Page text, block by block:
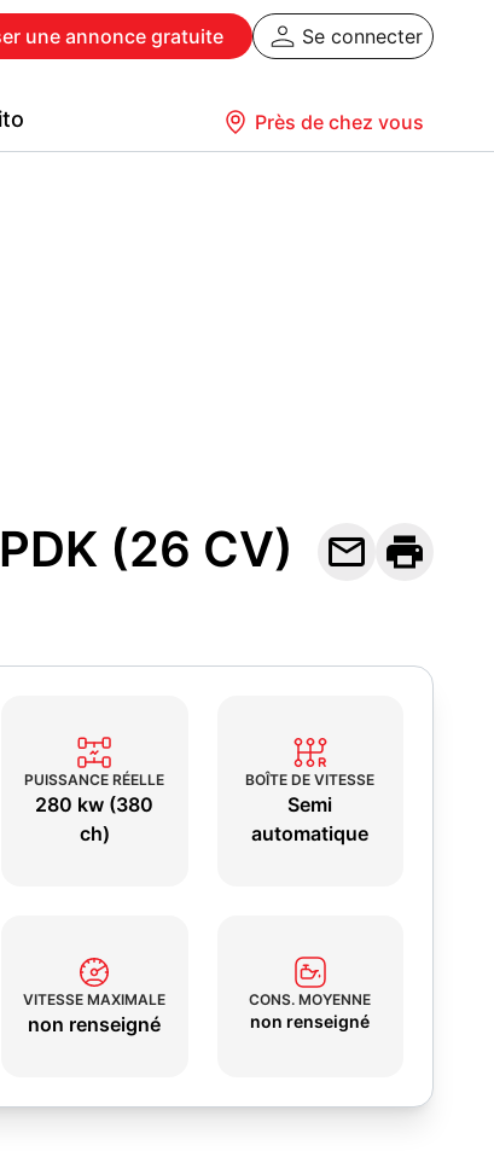
une annonce gratuite Se connecter
Près de chez vous
(26 CV)
 
PUISSANCE RÉELLE
280 kw (380
ch)
BOÎTE DE VITESSE
Semi
automatique
VITESSE MAXIMALE
non renseigné
CONS. MOYENNE
non renseigné